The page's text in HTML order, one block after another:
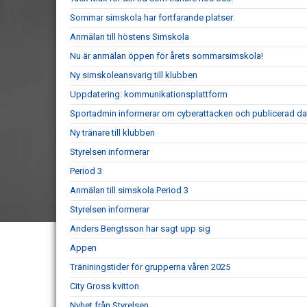
Sommar simskola har fortfarande platser
Anmälan till höstens Simskola
Nu är anmälan öppen för årets sommarsimskola!
Ny simskoleansvarig till klubben
Uppdatering: kommunikationsplattform
Sportadmin informerar om cyberattacken och publicerad
Ny tränare till klubben
Styrelsen informerar
Period 3
Anmälan till simskola Period 3
Styrelsen informerar
Anders Bengtsson har sagt upp sig
Appen
Träniningstider för grupperna våren 2025
City Gross kvitton